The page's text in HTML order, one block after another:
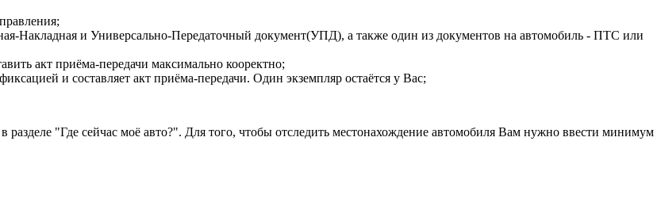
Накладная и Универсально-Передаточный документ(УПД), а также один из документов на автомобиль - ПТС или
акт приёма-передачи максимально кооректно;
и составляет акт приёма-передачи. Один экземпляр остаётся у Вас;
"Где сейчас моё авто?". Для того, чтобы отследить местонахождение автомобиля Вам нужно ввести минимум